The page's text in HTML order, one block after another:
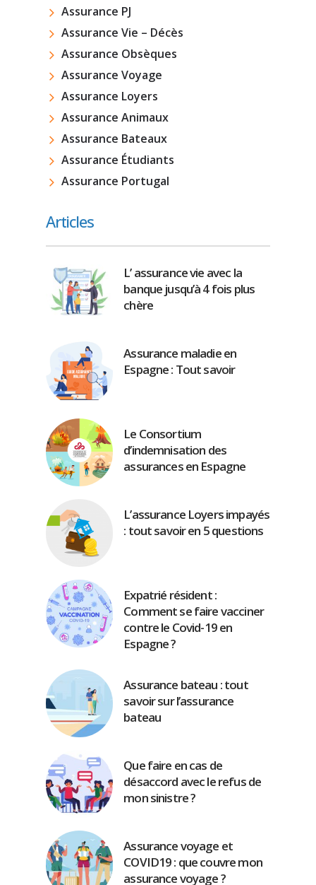
Assurance PJ
Assurance Vie – Décès
Assurance Obsèques
Assurance Voyage
Assurance Loyers
Assurance Animaux
Assurance Bateaux
Assurance Étudiants
Assurance Portugal
Articles
L’ assurance vie avec la
banque jusqu’à 4 fois plus
chère
Assurance maladie en
Espagne : Tout savoir
Le Consortium
d’indemnisation des
assurances en Espagne
L’assurance Loyers impayés
: tout savoir en 5 questions
Expatrié résident :
Comment se faire vacciner
contre le Covid-19 en
Espagne ?
Assurance bateau : tout
savoir sur l’assurance
bateau
Que faire en cas de
désaccord avec le refus de
mon sinistre ?
Assurance voyage et
COVID19 : que couvre mon
assurance voyage ?